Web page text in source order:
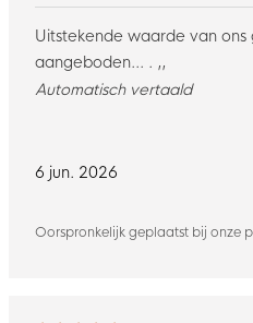
6 jun. 2026
Oorspronkelijk geplaatst bij onze
Uitstekende waarde van
aangeboden... . ,,
Automatisch vertaald